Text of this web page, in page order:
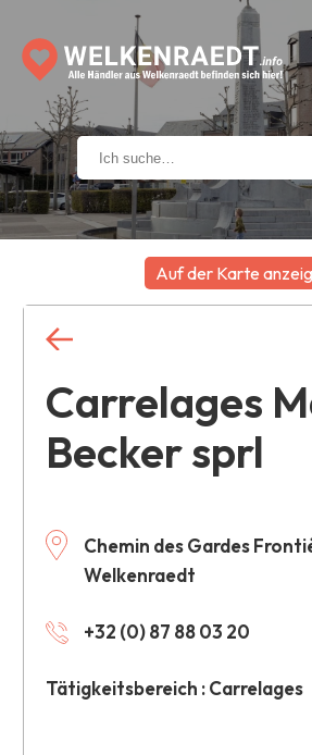
Auf der Karte
Carrelages
Becker sprl
Chemin des Gardes
Welkenraedt
+32 (0) 87 88 03 20
Tätigkeitsbereich : Carrelages
+
−